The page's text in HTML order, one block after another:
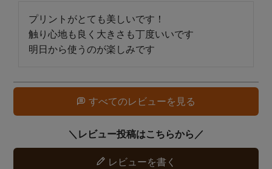
プリントがとても美しいです！
触り心地も良く大きさも丁度いいです
明日から使うのが楽しみです
すべてのレビューを見る
レビューを書く